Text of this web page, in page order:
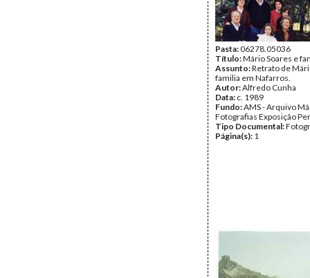
Pasta:06278.05036
Título:Mário Soares e
Assunto:Retrato de
familia em Nafarros.
Autor:Alfredo Cunha
Data: c. 1989
Fundo:AMS - Arquivo
Fotografias Exposição
Tipo Documental:
Página(s): 1